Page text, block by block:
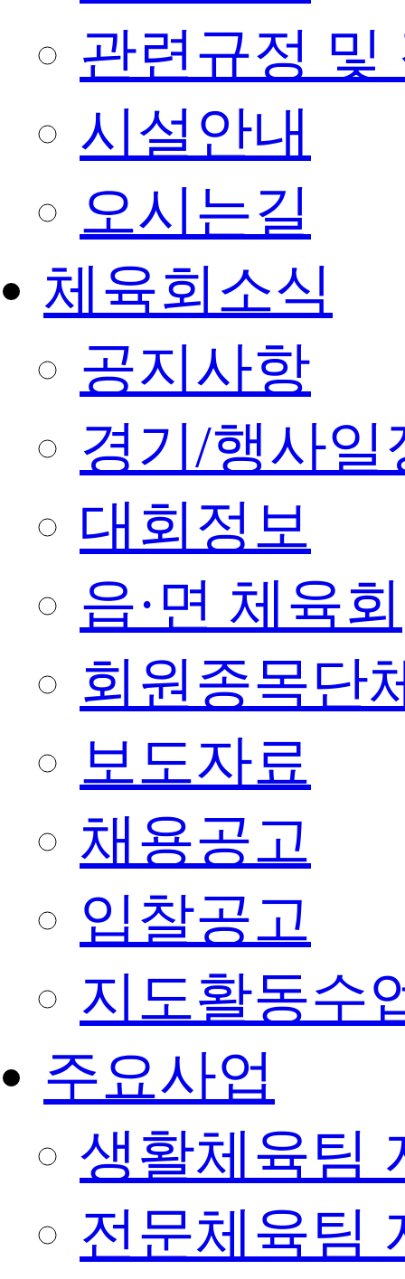
관련규정 및
시설안내
오시는길
체육회소식
공지사항
경기/행사일
대회정보
읍·면 체육회
회원종목단
보도자료
채용공고
입찰공고
지도활동수
주요사업
생활체육팀
전문체육팀